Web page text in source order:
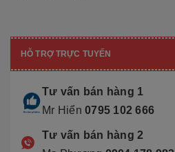
HỖ TRỢ TRỰC TUYẾN
Tư vấn bán hàng 1
Mr Hiển 0795 102 666
Tư vấn bán hàng 2